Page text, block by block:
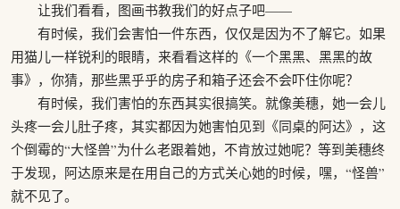
让我们看看，图画书教我们的好点子吧——
有时候，我们会害怕一件东西，仅仅是因为不了解它。如果
用猫儿一样锐利的眼睛，来看看这样的《一个黑黑、黑黑的故
事》，你猜，那些黑乎乎的房子和箱子还会不会吓住你呢？
有时候，我们害怕的东西其实很搞笑。就像美穗，她一会儿
头疼一会儿肚子疼，其实都因为她害怕见到《同桌的阿达》，这
个倒霉的“大怪兽”为什么老跟着她，不肯放过她呢？等到美穗终
于发现，阿达原来是在用自己的方式关心她的时候，嘿，“怪兽”
就不见了。